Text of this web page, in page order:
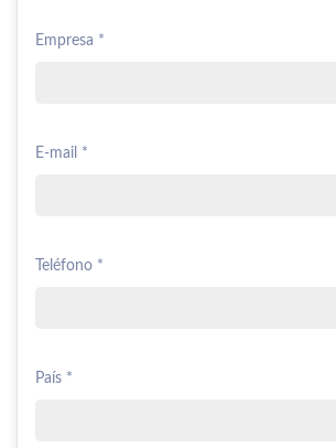
Empresa *
E-mail *
Teléfono *
País *